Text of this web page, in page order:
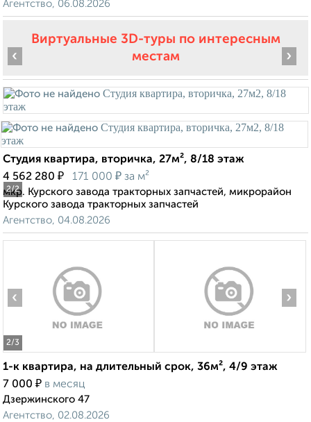
Агентство, 06.08.2026
Виртуальные 3D-туры по интересным
местам
2/2
‹ ›
Студия квартира, вторичка, 27м², 8/18 этаж
4 562 280 ₽ 171 000 ₽ за м²
мкр. Курского завода тракторных запчастей, микрорайон
Курского завода тракторных запчастей
Агентство, 04.08.2026
2/3
‹ ›
1-к квартира, на длительный срок, 36м², 4/9 этаж
7 000 ₽ в месяц
Дзержинского 47
Агентство, 02.08.2026